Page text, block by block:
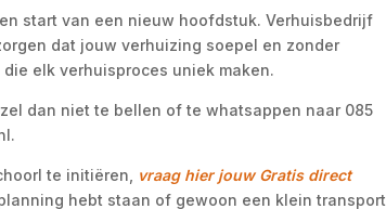
start van een nieuw hoofdstuk. Verhuisbedrijf
dat jouw verhuizing soepel en zonder
elk verhuisproces uniek maken.
dan niet te bellen of te whatsappen naar 085
te initiëren, vraag hier jouw Gratis direct
hebt staan of gewoon een klein transport